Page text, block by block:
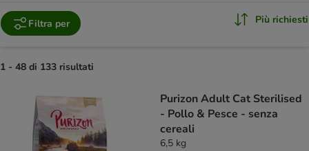
Filtra per Più richiesti
1 - 48 di 133 risultati
Purizon Adult Cat Sterilised
- Pollo & Pesce - senza
cereali
6,5 kg